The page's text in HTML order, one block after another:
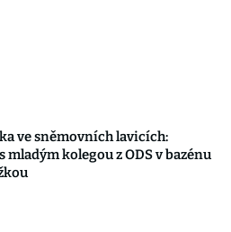
ve sněmovních lavicích:
mladým kolegou z ODS v bazénu